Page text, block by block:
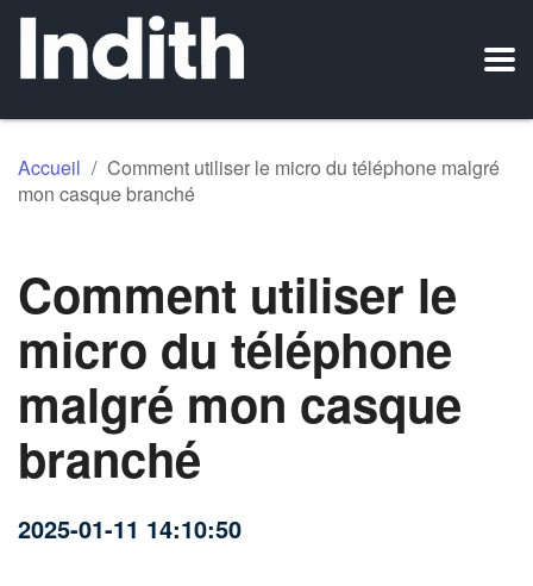
Accueil / Comment utiliser le micro du téléphone malgré
mon casque branché
Comment utiliser le
micro du téléphone
malgré mon casque
branché
2025-01-11 14:10:50